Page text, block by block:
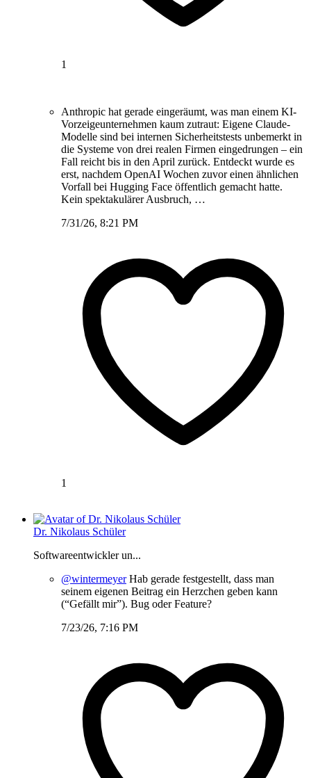
1
Anthropic hat gerade eingeräumt, was man einem KI-
Vorzeigeunternehmen kaum zutraut: Eigene Claude-
Modelle sind bei internen Sicherheitstests unbemerkt in
die Systeme von drei realen Firmen eingedrungen – ein
Fall reicht bis in den April zurück. Entdeckt wurde es
erst, nachdem OpenAI Wochen zuvor einen ähnlichen
Vorfall bei Hugging Face öffentlich gemacht hatte.
Kein spektakulärer Ausbruch, …
7/31/26, 8:21 PM
1
Dr. Nikolaus Schüler
Softwareentwickler un...
@wintermeyerHab gerade festgestellt, dass man
seinem eigenen Beitrag ein Herzchen geben kann
(“Gefällt mir”). Bug oder Feature?
7/23/26, 7:16 PM